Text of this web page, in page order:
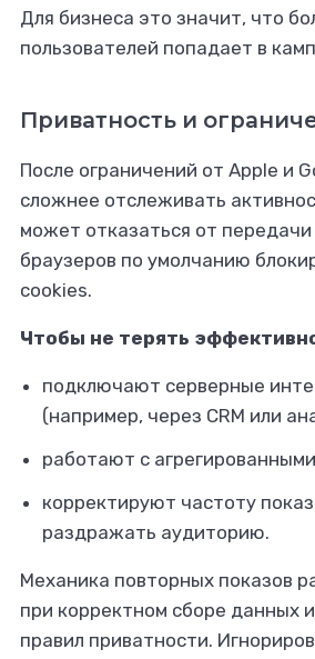
Для бизнеса это значит, что
пользователей попадает в
Приватность и
После ограничений от Apple и
сложнее отслеживать
может отказаться от передачи
браузеров по умолчанию
cookies.
Чтобы не терять
подключают серверные
(например, через CRM или
работают с
корректируют частоту
раздражать аудиторию.
Механика повторных показов
при корректном сборе данных
правил приватности.